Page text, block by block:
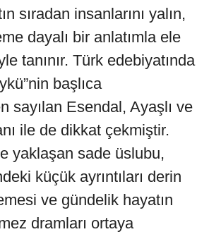
sıradan insanlarını yalın,
dayalı bir anlatımla ele
tanınır. Türk edebiyatında
başlıca
sayılan Esendal, Ayaşlı ve
ile de dikkat çekmiştir.
yaklaşan sade üslubu,
küçük ayrıntıları derin
ve gündelik hayatın
dramları ortaya